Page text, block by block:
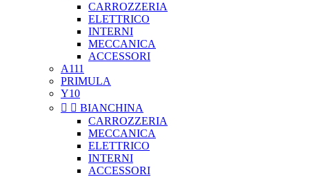
CARROZZERIA
ELETTRICO
INTERNI
MECCANICA
ACCESSORI
A111
PRIMULA
Y10
  BIANCHINA
CARROZZERIA
MECCANICA
ELETTRICO
INTERNI
ACCESSORI